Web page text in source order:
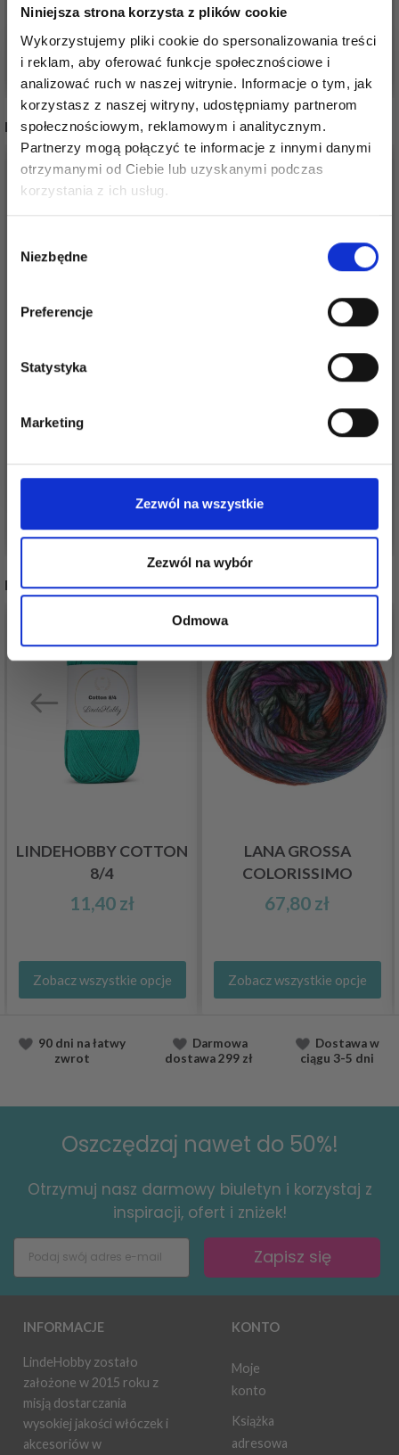
Niniejsza strona korzysta z plików cookie
Wykorzystujemy pliki cookie do spersonalizowania treści
i reklam, aby oferować funkcje społecznościowe i
analizować ruch w naszej witrynie. Informacje o tym, jak
korzystasz z naszej witryny, udostępniamy partnerom
społecznościowym, reklamowym i analitycznym.
Partnerzy mogą połączyć te informacje z innymi danymi
otrzymanymi od Ciebie lub uzyskanymi podczas
korzystania z ich usług.
zgody
Niezbędne
Preferencje
Statystyka
Marketing
Zezwól na wszystkie
Zezwól na wybór
Odmowa
64,30 zł71,45 zł
Dodaj do koszyka
46,05 zł
Dodaj do koszyka
INNI TEŻ WIDZIELI
ALPACA SILK
7,80 zł
POLECANE DLA CIEBIE
LINDEHOBBY COTTON
8/4
11,40 zł
Zobacz wszystkie opcje
LANA GROSSA
COLORISSIMO
67,80 zł
Zobacz wszystkie opcje
90 dni na łatwy
zwrot
Darmowa
dostawa299 zł
Dostawaw
ciągu 3-5 dni
Oszczędzaj nawet do 50%!
Otrzymuj nasz darmowy biuletyn i korzystaj z
inspiracji, ofert i zniżek!
Zapisz się
INFORMACJE
LindeHobby zostało
założone w 2015 roku z
misją dostarczania
wysokiej jakości włóczek i
akcesoriów w
KONTO
Moje
konto
Książka
adresowa
Oszczędź nawet do 50%
miłośników włóczek i uzyskaj wyłączny
dostęp do inspirujących wzorów na druty i